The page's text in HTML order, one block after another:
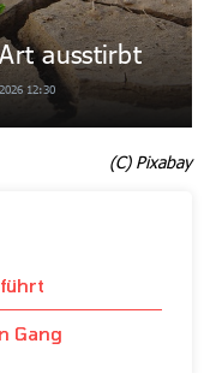
ausstirbt
12:30
(C) Pixabay
Gang